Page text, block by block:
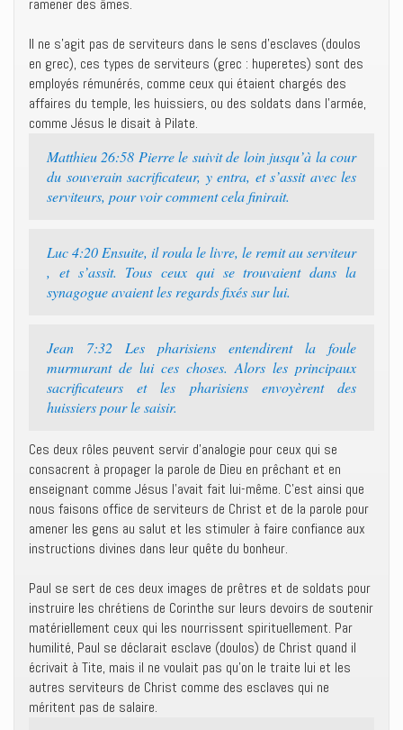
ramener des âmes.
Il ne s’agit pas de serviteurs dans le sens d’esclaves (doulos
en grec), ces types de serviteurs (grec : huperetes) sont des
employés rémunérés, comme ceux qui étaient chargés des
affaires du temple, les huissiers, ou des soldats dans l’armée,
comme Jésus le disait à Pilate.
Matthieu 26:58 Pierre le suivit de loin jusqu’à la cour
du souverain sacrificateur, y entra, et s’assit avec les
serviteurs, pour voir comment cela finirait.
Luc 4:20 Ensuite, il roula le livre, le remit au serviteur
, et s’assit. Tous ceux qui se trouvaient dans la
synagogue avaient les regards fixés sur lui.
Jean 7:32 Les pharisiens entendirent la foule
murmurant de lui ces choses. Alors les principaux
sacrificateurs et les pharisiens envoyèrent des
huissiers pour le saisir.
Ces deux rôles peuvent servir d’analogie pour ceux qui se
consacrent à propager la parole de Dieu en prêchant et en
enseignant comme Jésus l’avait fait lui-même. C’est ainsi que
nous faisons office de serviteurs de Christ et de la parole pour
amener les gens au salut et les stimuler à faire confiance aux
instructions divines dans leur quête du bonheur.
Paul se sert de ces deux images de prêtres et de soldats pour
instruire les chrétiens de Corinthe sur leurs devoirs de soutenir
matériellement ceux qui les nourrissent spirituellement. Par
humilité, Paul se déclarait esclave (doulos) de Christ quand il
écrivait à Tite, mais il ne voulait pas qu’on le traite lui et les
autres serviteurs de Christ comme des esclaves qui ne
méritent pas de salaire.